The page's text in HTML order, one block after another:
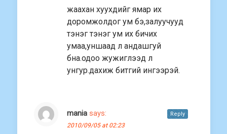
жаахан хуухдийг ямар их
доромжолдог ум бэ,залуучууд
тэнэг тэнэг ум их бичих
умаа,уншаад л андашгуй
бна.одоо жужиглээд л
унгур.дахиж битгий ингээрэй.
mania says:
2010/09/05 at 02:23
Reply